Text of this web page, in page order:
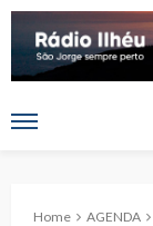
Home AGENDA